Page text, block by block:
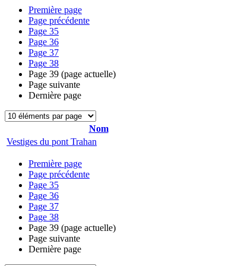
Première page
Page précédente
Page 35
Page 36
Page 37
Page 38
Page 39 (page actuelle)
Page suivante
Dernière page
Nom
Vestiges du pont Trahan
Première page
Page précédente
Page 35
Page 36
Page 37
Page 38
Page 39 (page actuelle)
Page suivante
Dernière page